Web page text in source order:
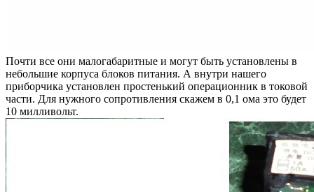
Почти все они малогабаритные и могут быть установлены в
небольшие корпуса блоков питания. А внутри нашего
приборчика установлен простенький операционник в токовой
части. Для нужного сопротивления скажем в 0,1 ома это будет
10 милливольт.